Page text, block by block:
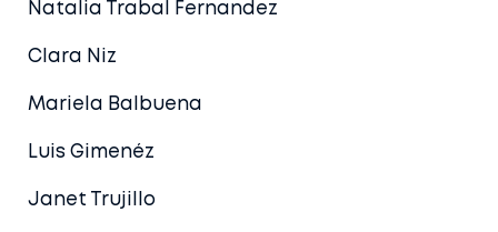
Natalia Trabal Fernandez
Clara Niz
Mariela Balbuena
Luis Gimenéz
Janet Trujillo